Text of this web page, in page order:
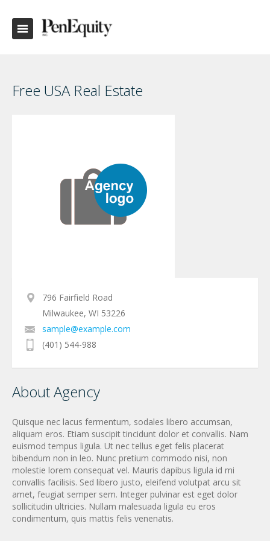
Free USA Real Estate‎
796 Fairfield Road
Milwaukee, WI 53226
sample@example.com
(401) 544-988
About Agency
Quisque nec lacus fermentum, sodales libero accumsan,
aliquam eros. Etiam suscipit tincidunt dolor et convallis. Nam
euismod tempus ligula. Ut nec tellus eget felis placerat
bibendum non in leo. Nunc pretium commodo nisi, non
molestie lorem consequat vel. Mauris dapibus ligula id mi
convallis facilisis. Sed libero justo, eleifend volutpat arcu sit
amet, feugiat semper sem. Integer pulvinar est eget dolor
sollicitudin ultricies. Nullam malesuada ligula eu eros
condimentum, quis mattis felis venenatis.